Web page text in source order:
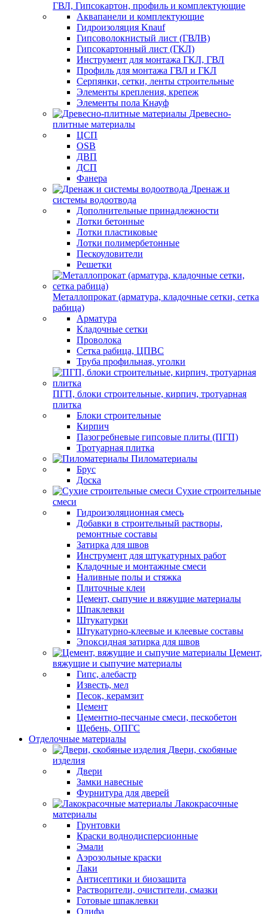
ГВЛ, Гипсокартон, профиль и комплектующие
Аквапанели и комплектующие
Гидроизоляция Knauf
Гипсоволокнистый лист (ГВЛВ)
Гипсокартонный лист (ГКЛ)
Инструмент для монтажа ГКЛ, ГВЛ
Профиль для монтажа ГВЛ и ГКЛ
Серпянки, сетки, ленты строительные
Элементы крепления, крепеж
Элементы пола Кнауф
Древесно-
плитные материалы
ЦСП
OSB
ДВП
ДСП
Фанера
Дренаж и
системы водоотвода
Дополнительные принадлежности
Лотки бетонные
Лотки пластиковые
Лотки полимербетонные
Пескоуловители
Решетки
Металлопрокат (арматура, кладочные сетки, сетка
рабица)
Арматура
Кладочные сетки
Проволока
Сетка рабица, ЦПВС
Труба профильная, уголки
ПГП, блоки строительные, кирпич, тротуарная
плитка
Блоки строительные
Кирпич
Пазогребневые гипсовые плиты (ПГП)
Тротуарная плитка
Пиломатериалы
Брус
Доска
Сухие строительные
смеси
Гидроизоляционная смесь
Добавки в строительный растворы,
ремонтные составы
Затирка для швов
Инструмент для штукатурных работ
Кладочные и монтажные смеси
Наливные полы и стяжка
Плиточные клеи
Цемент, сыпучие и вяжущие материалы
Шпаклевки
Штукатурки
Штукатурно-клеевые и клеевые составы
Эпоксидная затирка для швов
Цемент,
вяжущие и сыпучие материалы
Гипс, алебастр
Известь, мел
Песок, керамзит
Цемент
Цементно-песчаные смеси, пескобетон
Щебень, ОПГС
Отделочные материалы
Двери, скобяные
изделия
Двери
Замки навесные
Фурнитура для дверей
Лакокрасочные
материалы
Грунтовки
Краски воднодисперсионные
Эмали
Аэрозольные краски
Лаки
Антисептики и биозащита
Растворители, очистители, смазки
Готовые шпаклевки
Олифа